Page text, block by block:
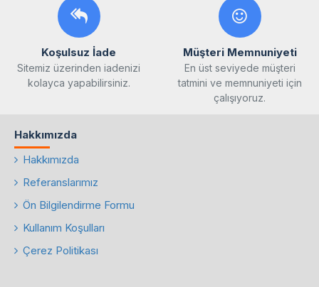
Koşulsuz İade
Sitemiz üzerinden iadenizi
kolayca yapabilirsiniz.
Müşteri Memnuniyeti
En üst seviyede müşteri
tatmini ve memnuniyeti için
çalışıyoruz.
Hakkımızda
Hakkımızda
Referanslarımız
Ön Bilgilendirme Formu
Kullanım Koşulları
Çerez Politikası